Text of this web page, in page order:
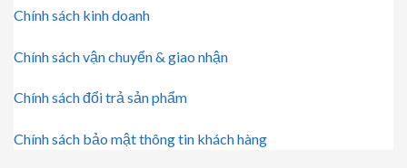
Chính sách kinh doanh
Chính sách vận chuyển & giao nhận
Chính sách đổi trả sản phẩm
Chính sách bảo mật thông tin khách hàng